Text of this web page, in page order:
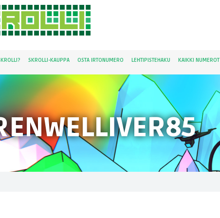
SKROLLI-KAUPPA OSTA IRTONUMERO LEHTIPISTEHAKU KAIKKI NUMEROT